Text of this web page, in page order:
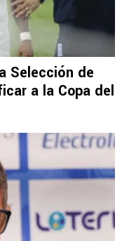
Selección de
a la Copa del